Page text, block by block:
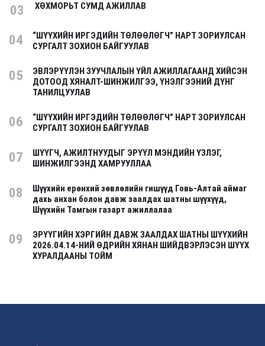
03 ХӨХМОРЬТ СУМД АЖИЛЛАВ
04
“ШҮҮХИЙН ИРГЭДИЙН ТӨЛӨӨЛӨГЧ” НАРТ ЗОРИУЛСАН
СУРГАЛТ ЗОХИОН БАЙГУУЛАВ
05
ЭВЛЭРҮҮЛЭН ЗУУЧЛАЛЫН ҮЙЛ АЖИЛЛАГААНД ХИЙСЭН
ДОТООД ХЯНАЛТ-ШИНЖИЛГЭЭ, ҮНЭЛГЭЭНИЙ ДҮНГ
ТАНИЛЦУУЛАВ
06
“ШҮҮХИЙН ИРГЭДИЙН ТӨЛӨӨЛӨГЧ” НАРТ ЗОРИУЛСАН
СУРГАЛТ ЗОХИОН БАЙГУУЛАВ
07
ШҮҮГЧ, АЖИЛТНУУДЫГ ЭРҮҮЛ МЭНДИЙН ҮЗЛЭГ,
ШИНЖИЛГЭЭНД ХАМРУУЛЛАА
08
Шүүхийн ерөнхий зөвлөлийн гишүүд Говь-Алтай аймаг
дахь анхан болон давж заалдах шатны шүүхүүд,
Шүүхийн Тамгын газарт ажиллалаа
09
ЭРҮҮГИЙН ХЭРГИЙН ДАВЖ ЗААЛДАХ ШАТНЫ ШҮҮХИЙН
2026.04.14-НИЙ ӨДРИЙН ХЯНАН ШИЙДВЭРЛЭСЭН ШҮҮХ
ХУРАЛДААНЫ ТОЙМ